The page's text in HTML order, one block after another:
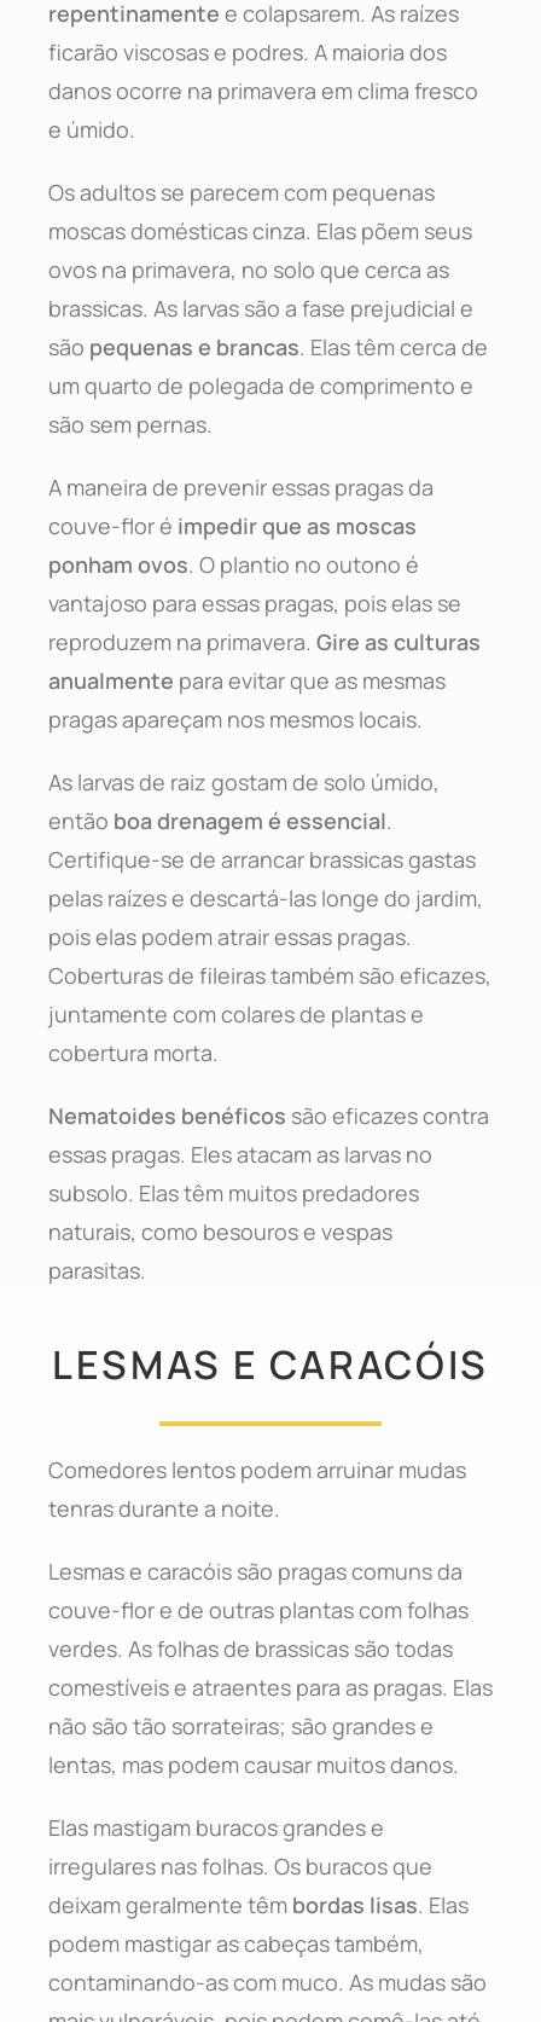
repentinamente e colapsarem. As raízes
ficarão viscosas e podres. A maioria dos
danos ocorre na primavera em clima fresco
e úmido.
Os adultos se parecem com pequenas
moscas domésticas cinza. Elas põem seus
ovos na primavera, no solo que cerca as
brassicas. As larvas são a fase prejudicial e
são pequenas e brancas. Elas têm cerca de
um quarto de polegada de comprimento e
são sem pernas.
A maneira de prevenir essas pragas da
couve-flor é impedir que as moscas
ponham ovos. O plantio no outono é
vantajoso para essas pragas, pois elas se
reproduzem na primavera. Gire as culturas
anualmente para evitar que as mesmas
pragas apareçam nos mesmos locais.
As larvas de raiz gostam de solo úmido,
então boa drenagem é essencial.
Certifique-se de arrancar brassicas gastas
pelas raízes e descartá-las longe do jardim,
pois elas podem atrair essas pragas.
Coberturas de fileiras também são eficazes,
juntamente com colares de plantas e
cobertura morta.
Nematoides benéficos são eficazes contra
essas pragas. Eles atacam as larvas no
subsolo. Elas têm muitos predadores
naturais, como besouros e vespas
parasitas.
LESMAS E CARACÓIS
Comedores lentos podem arruinar mudas
tenras durante a noite.
Lesmas e caracóis são pragas comuns da
couve-flor e de outras plantas com folhas
verdes. As folhas de brassicas são todas
comestíveis e atraentes para as pragas. Elas
não são tão sorrateiras; são grandes e
lentas, mas podem causar muitos danos.
Elas mastigam buracos grandes e
irregulares nas folhas. Os buracos que
deixam geralmente têm bordas lisas. Elas
podem mastigar as cabeças também,
contaminando-as com muco. As mudas são